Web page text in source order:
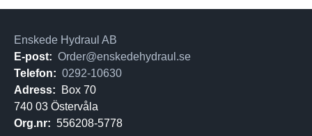
Enskede Hydraul AB
E-post: Order@enskedehydraul.se
Telefon: 0292-10630
Adress:
Box 70
740 03 Östervåla
Org.nr: 556208-5778